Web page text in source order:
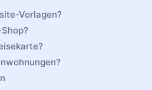
Vorlagen?